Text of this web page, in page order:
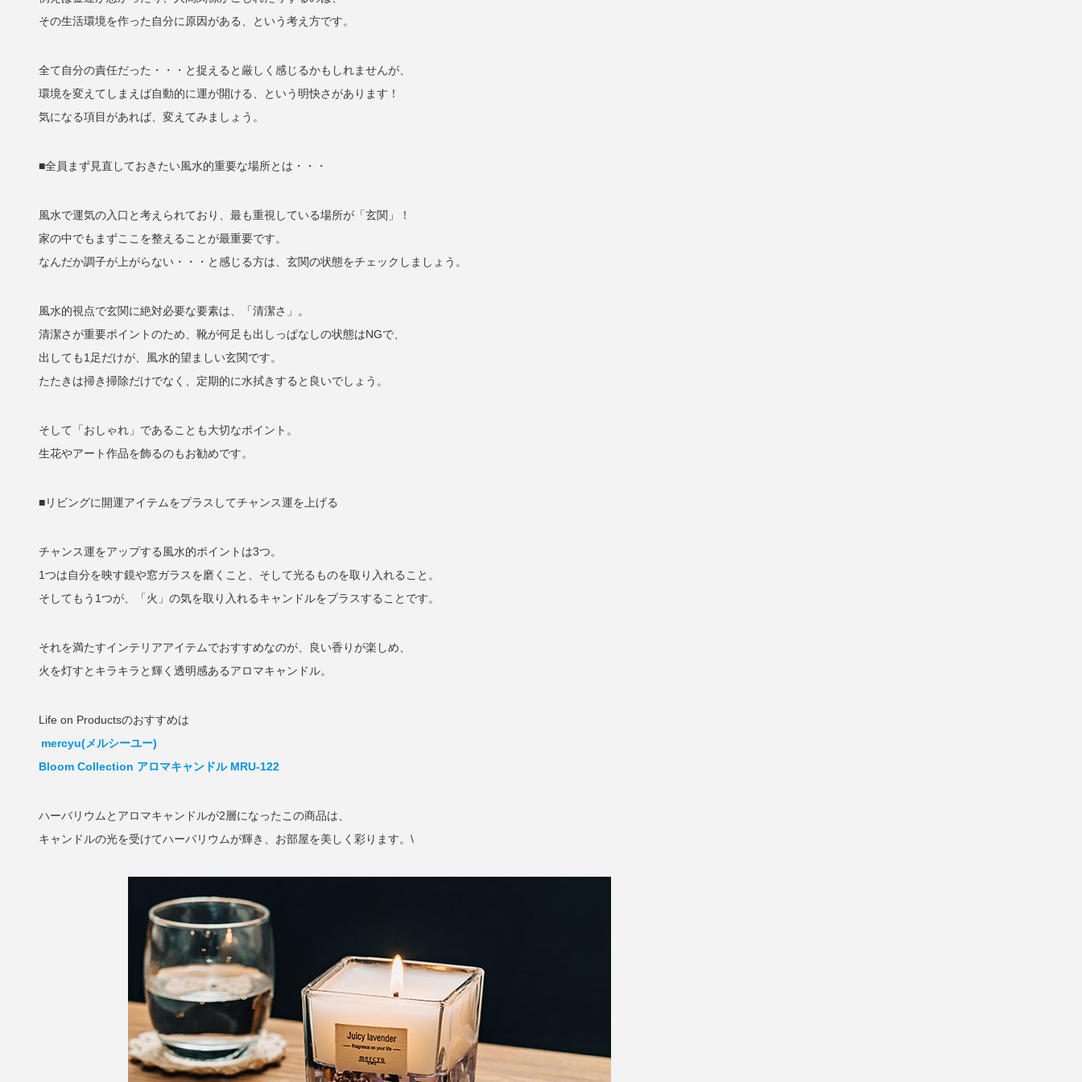
その生活環境を作った自分に原因がある、という考え方です。
全て自分の責任だった・・・と捉えると厳しく感じるかもしれませんが、
環境を変えてしまえば自動的に運が開ける、という明快さがあります！
気になる項目があれば、変えてみましょう。
■全員まず見直しておきたい風水的重要な場所とは・・・
風水で運気の入口と考えられており、最も重視している場所が「玄関」！
家の中でもまずここを整えることが最重要です。
なんだか調子が上がらない・・・と感じる方は、玄関の状態をチェックしましょう。
風水的視点で玄関に絶対必要な要素は、「清潔さ」。
清潔さが重要ポイントのため、靴が何足も出しっぱなしの状態はNGで、
出しても1足だけが、風水的望ましい玄関です。
たたきは掃き掃除だけでなく、定期的に水拭きすると良いでしょう。
そして「おしゃれ」であることも大切なポイント。
生花やアート作品を飾るのもお勧めです。
■リビングに開運アイテムをプラスしてチャンス運を上げる
チャンス運をアップする風水的ポイントは3つ。
1つは自分を映す鏡や窓ガラスを磨くこと、そして光るものを取り入れること。
そしてもう1つが、「火」の気を取り入れるキャンドルをプラスすることです。
それを満たすインテリアアイテムでおすすめなのが、良い香りが楽しめ、
火を灯すとキラキラと輝く透明感あるアロマキャンドル。
Life on Productsのおすすめは
mercyu(メルシーユー)
Bloom Collection アロマキャンドル MRU-122
ハーバリウムとアロマキャンドルが2層になったこの商品は、
キャンドルの光を受けてハーバリウムが輝き、お部屋を美しく彩ります。\